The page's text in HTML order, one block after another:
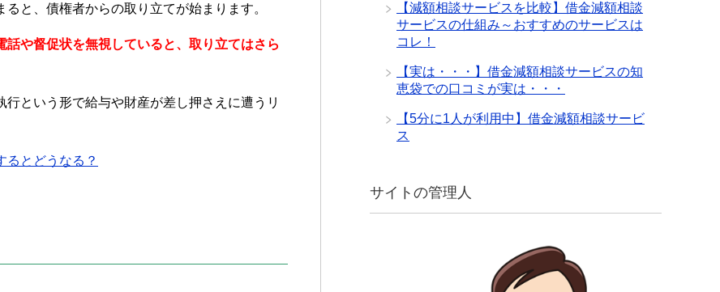
と、債権者からの取り立てが始まります。
話や督促状を無視していると、取り立てはさら
という形で給与や財産が差し押さえに遭うリ
るとどうなる？
【減額相談サービスを比較】借金減額相談
サービスの仕組み～おすすめのサービスは
コレ！
【実は・・・】借金減額相談サービスの知
恵袋での口コミが実は・・・
【5分に1人が利用中】借金減額相談サービ
ス
サイトの管理人